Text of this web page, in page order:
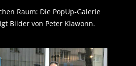
Raum: Die PopUp-Galerie
Bilder von Peter Klawonn.